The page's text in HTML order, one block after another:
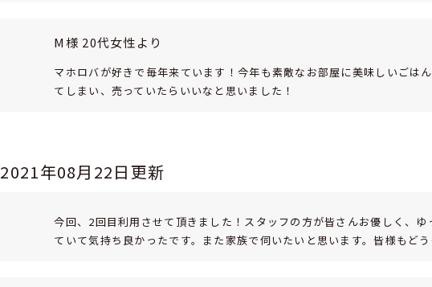
M様 20代女性より
マホロバが好きで毎年来ています！今年も素敵なお部屋に美味しいごは
てしまい、売っていたらいいなと思いました！
2021年08月22日更新
今回、2回目利用させて頂きました！スタッフの方が皆さんお優しく、
ていて気持ち良かったです。また家族で伺いたいと思います。皆様もど